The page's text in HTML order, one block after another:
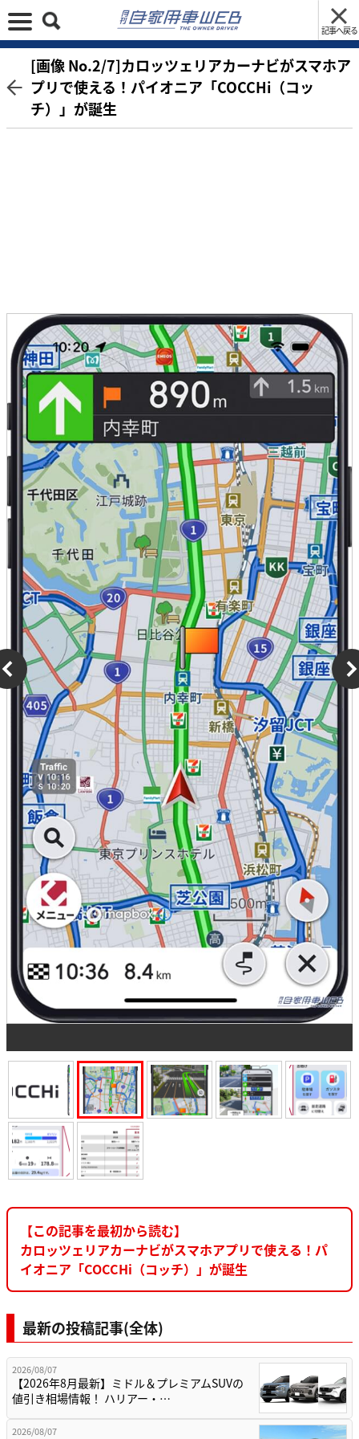
記事へ戻る
[画像 No.2/7]カロッツェリアカーナビがスマホア
プリで使える！パイオニア「COCCHi（コッ
チ）」が誕生
【この記事を最初から読む】
カロッツェリアカーナビがスマホアプリで使える！パ
イオニア「COCCHi（コッチ）」が誕生
最新の投稿記事(全体)
2026/08/07
【2026年8月最新】ミドル＆プレミアムSUVの
値引き相場情報！ ハリアー・…
2026/08/07